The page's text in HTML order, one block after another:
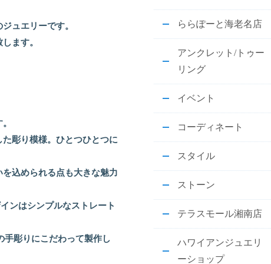
ュエリーです。
ます。
彫り模様。ひとつひとつに
込められる点も大きな魅力
ンはシンプルなストレート
手彫りにこだわって製作し
ららぽーと海老名店
アンクレット/トゥー
リング
イベント
コーディネート
スタイル
ストーン
テラスモール湘南店
ハワイアンジュエリ
ーショップ